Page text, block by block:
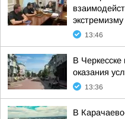
13:46
В Черкесске
оказания
13:36
В